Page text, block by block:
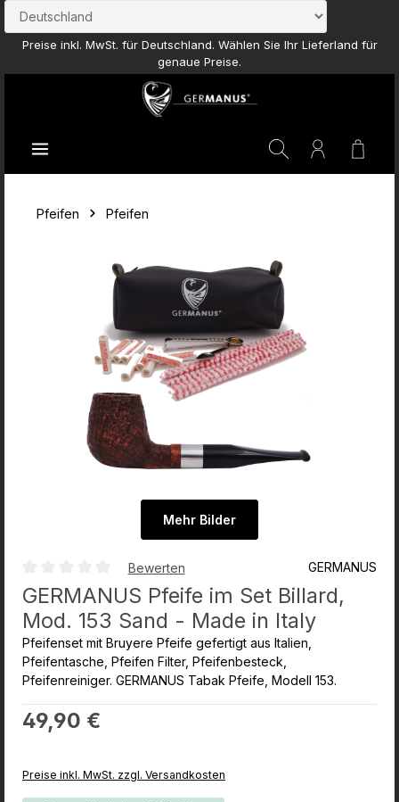
Zum Hauptinhalt springen
Preise inkl. MwSt. für Deutschland. Wählen Sie Ihr Lieferland für
genaue Preise.
Pfeifen Pfeifen
Mehr Bilder
Durchschnittliche Bewertung von 0 von 5 Sternen
Bewerten GERMANUS
GERMANUS Pfeife im Set Billard,
Mod. 153 Sand - Made in Italy
Pfeifenset mit Bruyere Pfeife gefertigt aus Italien,
Pfeifentasche, Pfeifen Filter, Pfeifenbesteck,
Pfeifenreiniger. GERMANUS Tabak Pfeife, Modell 153.
Regulärer Preis:
49,90 €
Preise inkl. MwSt. zzgl. Versandkosten